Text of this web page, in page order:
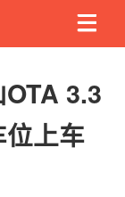
3.3
上车